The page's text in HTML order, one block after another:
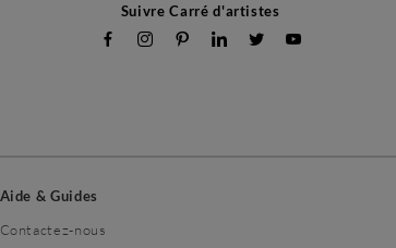
Suivre Carré d'artistes
Aide & Guides
Contactez-nous